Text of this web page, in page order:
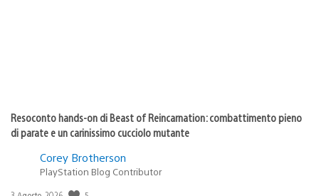
Resoconto hands-on di Beast of Reincarnation: combattimento pieno
di parate e un carinissimo cucciolo mutante
Corey Brotherson
PlayStation Blog Contributor